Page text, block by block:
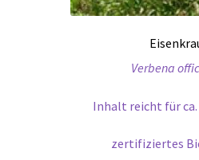
Verbena
Inhalt reicht für
zertifiziertes